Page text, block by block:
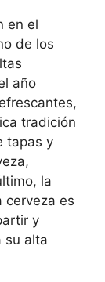
en el
de los
año
tradición
tapas y
la
cerveza es
y
su alta